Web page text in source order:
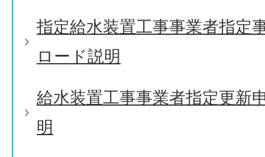
指定給水装置工事事業者指定
ロード説明
給水装置工事事業者指定更新
明